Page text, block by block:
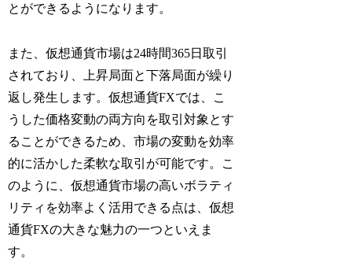
とができるようになります。
また、仮想通貨市場は24時間365日取引
されており、上昇局面と下落局面が繰り
返し発生します。仮想通貨FXでは、こ
うした価格変動の両方向を取引対象とす
ることができるため、市場の変動を効率
的に活かした柔軟な取引が可能です。こ
のように、仮想通貨市場の高いボラティ
リティを効率よく活用できる点は、仮想
通貨FXの大きな魅力の一つといえま
す。